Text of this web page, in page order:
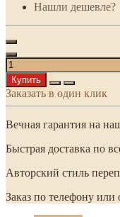
Нашли дешевле?
Купить
Заказать в один клик
Вечная гарантия на
Быстрая доставка по
Авторский стиль
Заказ по телефону или